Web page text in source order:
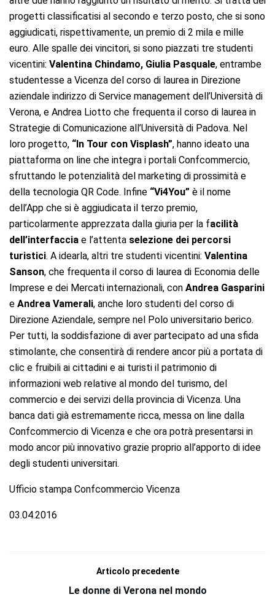
progetti classificatisi al secondo e terzo posto, che si sono
aggiudicati, rispettivamente, un premio di 2 mila e mille
euro. Alle spalle dei vincitori, si sono piazzati tre studenti
vicentini: Valentina Chindamo, Giulia Pasquale, entrambe
studentesse a Vicenza del corso di laurea in Direzione
aziendale indirizzo di Service management dell’Università di
Verona, e Andrea Liotto che frequenta il corso di laurea in
Strategie di Comunicazione all’Università di Padova. Nel
loro progetto, “In Tour con Visplash”, hanno ideato una
piattaforma on line che integra i portali Confcommercio,
sfruttando le potenzialità del marketing di prossimità e
della tecnologia QR Code. Infine “Vi4You” è il nome
dell’App che si è aggiudicata il terzo premio,
particolarmente apprezzata dalla giuria per la facilità
dell’interfaccia e l’attenta selezione dei percorsi
turistici. A idearla, altri tre studenti vicentini: Valentina
Sanson, che frequenta il corso di laurea di Economia delle
Imprese e dei Mercati internazionali, con Andrea Gasparini
e Andrea Vamerali, anche loro studenti del corso di
Direzione Aziendale, sempre nel Polo universitario berico.
Per tutti, la soddisfazione di aver partecipato ad una sfida
stimolante, che consentirà di rendere ancor più a portata di
clic e fruibili ai cittadini e ai turisti il patrimonio di
informazioni web relative al mondo del turismo, del
commercio e dei servizi della provincia di Vicenza. Una
banca dati già estremamente ricca, messa on line dalla
Confcommercio di Vicenza e che ora potrà presentarsi in
modo ancor più innovativo grazie proprio all’apporto di idee
degli studenti universitari.
Ufficio stampa Confcommercio Vicenza
03.04.2016
Articolo precedente
Le donne di Verona nel mondo